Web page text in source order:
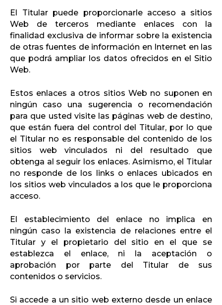
El Titular puede proporcionarle acceso a sitios
Web de terceros mediante enlaces con la
finalidad exclusiva de informar sobre la existencia
de otras fuentes de información en Internet en las
que podrá ampliar los datos ofrecidos en el Sitio
Web.
Estos enlaces a otros sitios Web no suponen en
ningún caso una sugerencia o recomendación
para que usted visite las páginas web de destino,
que están fuera del control del Titular, por lo que
el Titular no es responsable del contenido de los
sitios web vinculados ni del resultado que
obtenga al seguir los enlaces. Asimismo, el Titular
no responde de los links o enlaces ubicados en
los sitios web vinculados a los que le proporciona
acceso.
El establecimiento del enlace no implica en
ningún caso la existencia de relaciones entre el
Titular y el propietario del sitio en el que se
establezca el enlace, ni la aceptación o
aprobación por parte del Titular de sus
contenidos o servicios.
Si accede a un sitio web externo desde un enlace